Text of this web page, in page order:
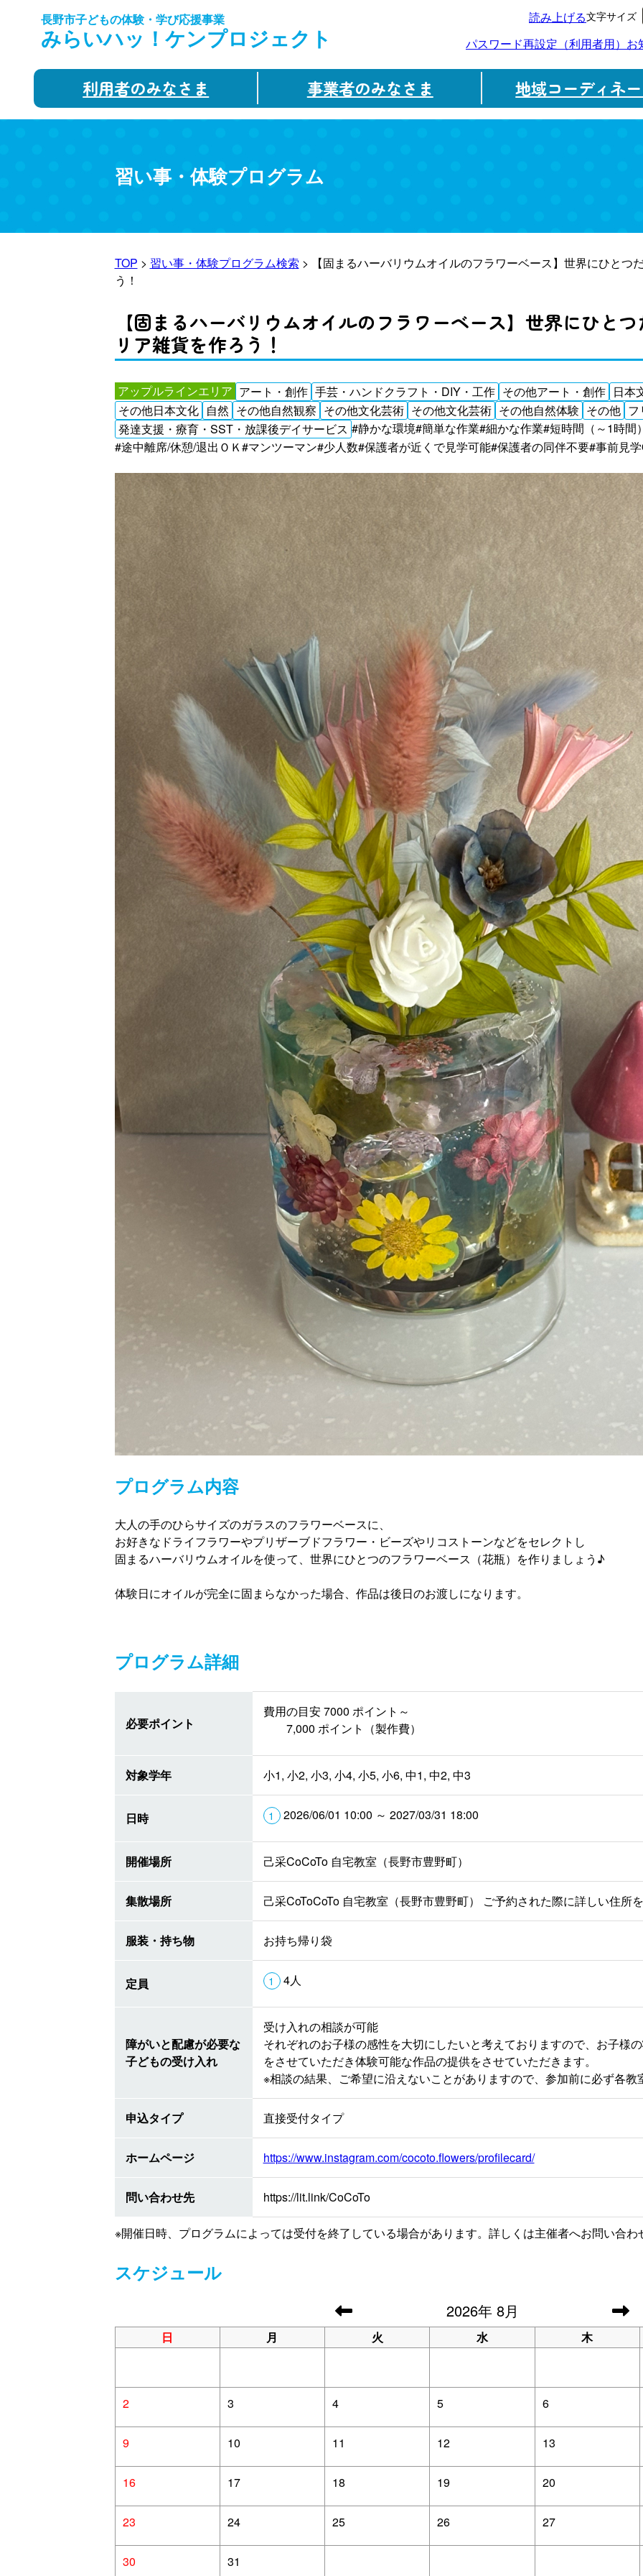
長野市子どもの体験・学び応援事業
みらいハッ！ケンプロジェクト
読み上げる文字サイズ
パスワード再設定（利用者用） お
利用者のみなさま 事業者のみなさま 地域コーディネ
習い事・体験プログラム
TOP > 習い事・体験プログラム検索 > 【固まるハーバリウムオイルのフラワーベース】世界にひとつ
う！
【固まるハーバリウムオイルのフラワーベース】世界にひと
リア雑貨を作ろう！
アップルラインエリア アート・創作 手芸・ハンドクラフト・DIY・工作 その他アート・創作 日本
その他日本文化 自然 その他自然観察 その他文化芸術 その他文化芸術 その他自然体験 その他 フ
発達支援・療育・SST・放課後デイサービス #静かな環境#簡単な作業#細かな作業#短時間（～1時間）
#途中離席/休憩/退出ＯＫ#マンツーマン#少人数#保護者が近くで見学可能#保護者の同伴不要#事前見
プログラム内容
大人の手のひらサイズのガラスのフラワーベースに、
お好きなドライフラワーやプリザーブドフラワー・ビーズやリコストーンなどをセレクトし
固まるハーバリウムオイルを使って、世界にひとつのフラワーベース（花瓶）を作りましょう♪
体験日にオイルが完全に固まらなかった場合、作品は後日のお渡しになります。
プログラム詳細
必要ポイント
費用の目安 7000 ポイント～
7,000 ポイント（製作費）
対象学年 小1, 小2, 小3, 小4, 小5, 小6, 中1, 中2, 中3
日時 2026/06/01 10:00 ～ 2027/03/31 18:00
開催場所 己采CoCoTo 自宅教室（長野市豊野町）
集散場所 己采CoToCoTo 自宅教室（長野市豊野町） ご予約された際に詳しい住所
服装・持ち物 お持ち帰り袋
定員 4人
障がいと配慮が必要な
子どもの受け入れ
受け入れの相談が可能
それぞれのお子様の感性を大切にしたいと考えておりますので、お子様
をさせていただき体験可能な作品の提供をさせていただきます。
※相談の結果、ご希望に沿えないことがありますので、参加前に必ず各教
申込タイプ 直接受付タイプ
ホームページ https://www.instagram.com/cocoto.flowers/profilecard/
問い合わせ先 https://lit.link/CoCoTo
※開催日時、プログラムによっては受付を終了している場合があります。詳しくは主催者へお問い合わ
スケジュール
2026年 8月
日 月 火 水 木
2 3 4 5 6
9 10 11 12 13
16 17 18 19 20
23 24 25 26 27
30 31